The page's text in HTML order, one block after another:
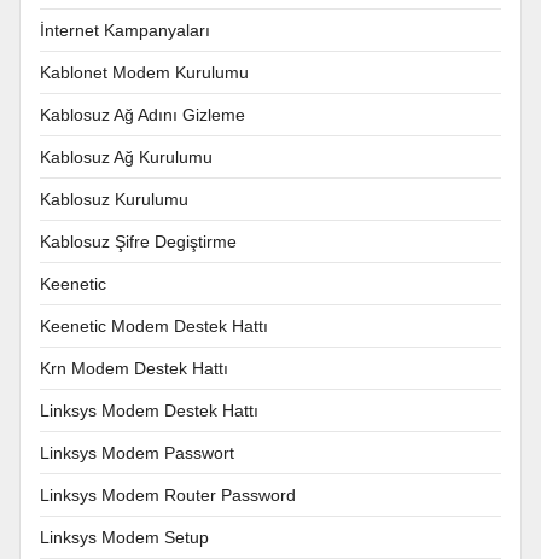
İnternet Kampanyaları
Kablonet Modem Kurulumu
Kablosuz Ağ Adını Gizleme
Kablosuz Ağ Kurulumu
Kablosuz Kurulumu
Kablosuz Şifre Degiştirme
Keenetic
Keenetic Modem Destek Hattı
Krn Modem Destek Hattı
Linksys Modem Destek Hattı
Linksys Modem Passwort
Linksys Modem Router Password
Linksys Modem Setup